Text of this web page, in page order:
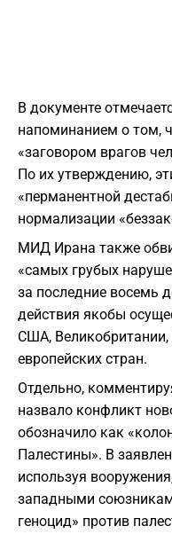
В документе
напоминанием о том,
«заговором врагов
По их утверждению,
«перманентной
нормализации
МИД Ирана также
«самых грубых
за последние восемь
действия якобы
США,
европейских стран.
Отдельно,
назвало конфликт
обозначило как
Палестины». В
используя
западными
геноцид» против